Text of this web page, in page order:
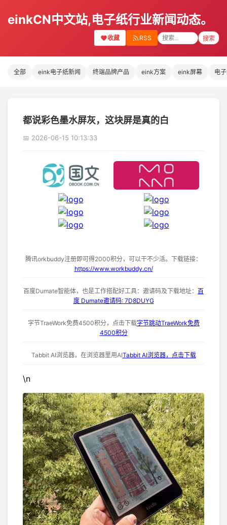
einkCN中文站,电子纸行业新闻动态。
收藏 RSS 搜索
全部 eink电子纸新闻 终端品牌产品 eink方案 eink屏幕 电
都说彩色墨水屏灰，这块屏是真的白
📅 2026-06-15 10:13:33
腾讯orkbuddy注册即可得2000积分，可以干不少活。下载链接：
https://www.workbuddy.cn/
百度Dumate智能体，也是工作搭配好工具：邀请码及下载地址： 百
度 Dumate邀请码: 7D8DUYG
字节TraeWork免费4500积分，点击下载字节跳动TraeWork免费
4500积分
Tabbit AI浏览器，在浏览器里用AITabbit AI浏览器，点击下载
\n